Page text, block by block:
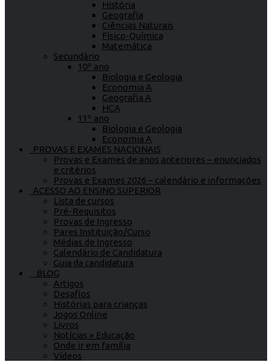
História
Geografia
Ciências Naturais
Físico-Química
Matemática
Secundário
10º ano
Biologia e Geologia
Economia A
Geografia A
HCA
11º ano
Biologia e Geologia
Economia A
PROVAS E EXAMES NACIONAIS
Provas e Exames de anos anteriores – enunciados
e critérios
Provas e Exames 2026 – calendário e informações
ACESSO AO ENSINO SUPERIOR
Lista de cursos
Pré-Requisitos
Provas de Ingresso
Pares Instituição/Curso
Médias de Ingresso
Calendário de Candidatura
Guia da candidatura
BLOG
Artigos
Desafios
Histórias para crianças
Jogos Online
Livros
Notícias » Educação
Onde ir em família
Vídeos